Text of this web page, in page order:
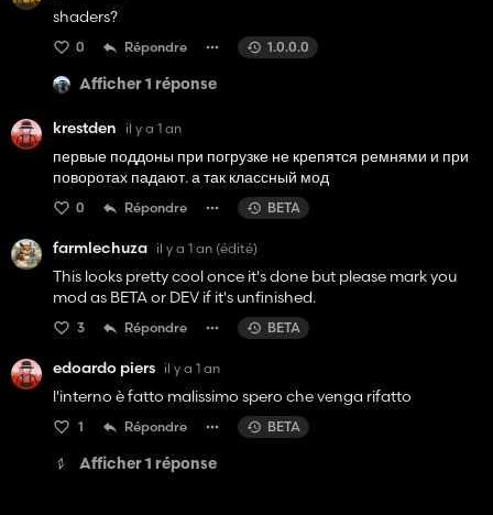
shaders?
0 Répondre 1.0.0.0
Afficher 1 réponse
krestden il y a 1 an
первые поддоны при погрузке не крепятся ремнями и при
поворотах падают. а так классный мод
0 Répondre BETA
farmlechuza il y a 1 an (édité)
This looks pretty cool once it's done but please mark you
mod as BETA or DEV if it's unfinished.
3 Répondre BETA
edoardo piers il y a 1 an
l'interno è fatto malissimo spero che venga rifatto
1 Répondre BETA
Afficher 1 réponse